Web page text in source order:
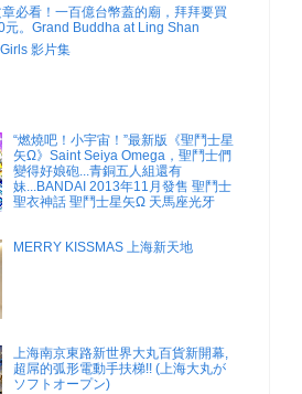
必看！一百億台幣蓋的廟，拜拜要買
元。Grand Buddha at Ling Shan
影片集
“燃燒吧！小宇宙！”最新版《聖鬥士星
矢Ω》Saint Seiya Omega，聖鬥士們
變得好娘砲...青銅五人組還有
妹...BANDAI 2013年11月發售 聖鬥士
聖衣神話 聖鬥士星矢Ω 天馬座光牙
MERRY KISSMAS 上海新天地
上海南京東路新世界大丸百貨新開幕,
超屌的弧形電動手扶梯!! (上海大丸が
ソフトオープン)